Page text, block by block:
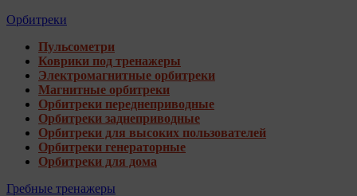
Орбитреки
Пульсометри
Коврики под тренажеры
Электромагнитные орбитреки
Магнитные орбитреки
Орбитреки переднеприводные
Орбитреки заднеприводные
Орбитреки для высоких пользователей
Орбитреки генераторные
Орбитреки для дома
Гребные тренажеры